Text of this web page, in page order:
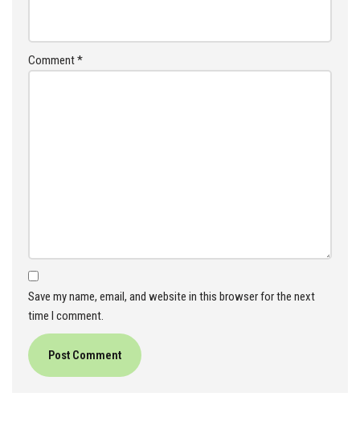
Comment*
Save my name, email, and website in this browser for the next
time I comment.